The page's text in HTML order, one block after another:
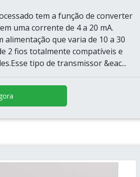
tem a função de converter
uma corrente de 4 a 20 mA.
que varia de 10 a 30
2 fios totalmente compatíveis e
tipo de transmissor &eac...